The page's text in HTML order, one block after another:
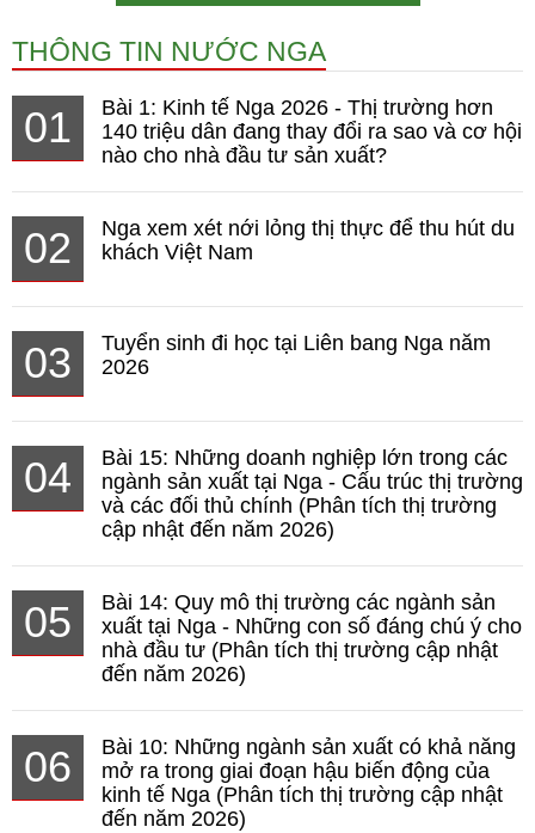
THÔNG TIN NƯỚC NGA
01
Bài 1: Kinh tế Nga 2026 - Thị trường hơn
140 triệu dân đang thay đổi ra sao và cơ hội
nào cho nhà đầu tư sản xuất?
02
Nga xem xét nới lỏng thị thực để thu hút du
khách Việt Nam
03
Tuyển sinh đi học tại Liên bang Nga năm
2026
04
Bài 15: Những doanh nghiệp lớn trong các
ngành sản xuất tại Nga - Cấu trúc thị trường
và các đối thủ chính (Phân tích thị trường
cập nhật đến năm 2026)
05
Bài 14: Quy mô thị trường các ngành sản
xuất tại Nga - Những con số đáng chú ý cho
nhà đầu tư (Phân tích thị trường cập nhật
đến năm 2026)
06
Bài 10: Những ngành sản xuất có khả năng
mở ra trong giai đoạn hậu biến động của
kinh tế Nga (Phân tích thị trường cập nhật
đến năm 2026)